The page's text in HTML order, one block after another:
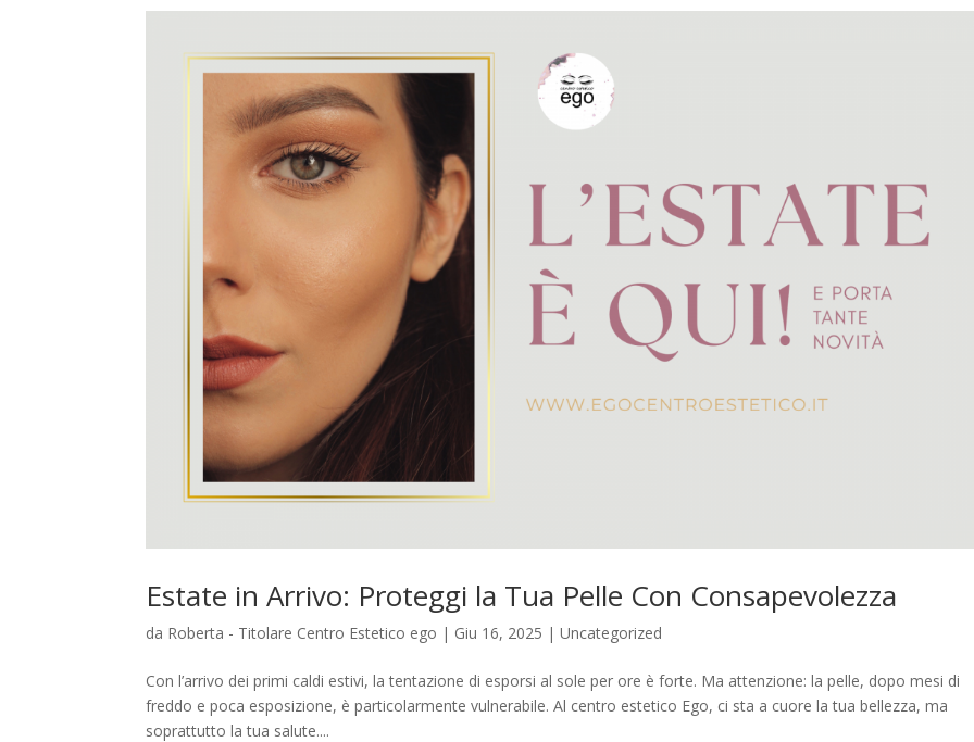
Estate in Arrivo: Proteggi la Tua Pelle Con Consapevolezza
da Roberta - Titolare Centro Estetico ego | Giu 16, 2025 |Uncategorized
Con l’arrivo dei primi caldi estivi, la tentazione di esporsi al sole per ore è forte. Ma attenzione: la pelle, dopo mesi di
freddo e poca esposizione, è particolarmente vulnerabile. Al centro estetico Ego, ci sta a cuore la tua bellezza, ma
soprattutto la tua salute....